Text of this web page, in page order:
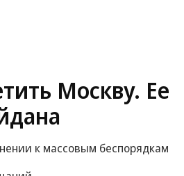
Москву. Ее
к массовым беспорядкам